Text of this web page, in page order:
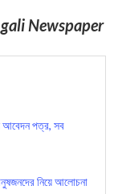
Newspaper
আবেদন পত্র, সব
নিয়ে আলোচনা